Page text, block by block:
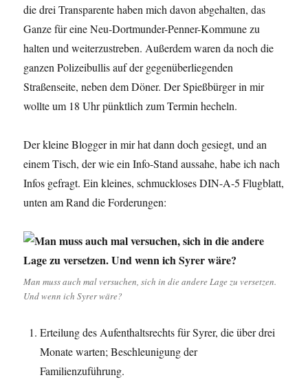
die drei Transparente haben mich davon abgehalten, das
Ganze für eine Neu-Dortmunder-Penner-Kommune zu
halten und weiterzustreben. Außerdem waren da noch die
ganzen Polizeibullis auf der gegenüberliegenden
Straßenseite, neben dem Döner. Der Spießbürger in mir
wollte um 18 Uhr pünktlich zum Termin hecheln.
Der kleine Blogger in mir hat dann doch gesiegt, und an
einem Tisch, der wie ein Info-Stand aussahe, habe ich nach
Infos gefragt. Ein kleines, schmuckloses DIN-A-5 Flugblatt,
unten am Rand die Forderungen:
Man muss auch mal versuchen, sich in die andere Lage zu versetzen.
Und wenn ich Syrer wäre?
Erteilung des Aufenthaltsrechts für Syrer, die über drei
Monate warten; Beschleunigung der
Familienzuführung.